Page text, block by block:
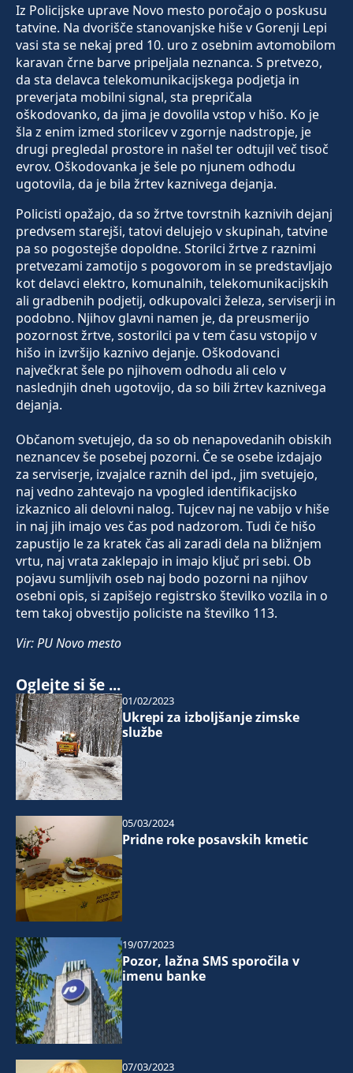
Iz Policijske uprave Novo mesto poročajo o poskusu
tatvine. Na dvorišče stanovanjske hiše v Gorenji Lepi
vasi sta se nekaj pred 10. uro z osebnim avtomobilom
karavan črne barve pripeljala neznanca. S pretvezo,
da sta delavca telekomunikacijskega podjetja in
preverjata mobilni signal, sta prepričala
oškodovanko, da jima je dovolila vstop v hišo. Ko je
šla z enim izmed storilcev v zgornje nadstropje, je
drugi pregledal prostore in našel ter odtujil več tisoč
evrov. Oškodovanka je šele po njunem odhodu
ugotovila, da je bila žrtev kaznivega dejanja.
Policisti opažajo, da so žrtve tovrstnih kaznivih dejanj
predvsem starejši, tatovi delujejo v skupinah, tatvine
pa so pogostejše dopoldne. Storilci žrtve z raznimi
pretvezami zamotijo s pogovorom in se predstavljajo
kot delavci elektro, komunalnih, telekomunikacijskih
ali gradbenih podjetij, odkupovalci železa, serviserji in
podobno. Njihov glavni namen je, da preusmerijo
pozornost žrtve, sostorilci pa v tem času vstopijo v
hišo in izvršijo kaznivo dejanje. Oškodovanci
največkrat šele po njihovem odhodu ali celo v
naslednjih dneh ugotovijo, da so bili žrtev kaznivega
dejanja.
Občanom svetujejo, da so ob nenapovedanih obiskih
neznancev še posebej pozorni. Če se osebe izdajajo
za serviserje, izvajalce raznih del ipd., jim svetujejo,
naj vedno zahtevajo na vpogled identifikacijsko
izkaznico ali delovni nalog. Tujcev naj ne vabijo v hiše
in naj jih imajo ves čas pod nadzorom. Tudi če hišo
zapustijo le za kratek čas ali zaradi dela na bližnjem
vrtu, naj vrata zaklepajo in imajo ključ pri sebi. Ob
pojavu sumljivih oseb naj bodo pozorni na njihov
osebni opis, si zapišejo registrsko številko vozila in o
tem takoj obvestijo policiste na številko 113.
Vir: PU Novo mesto
Oglejte si še ...
Ukrepi za izboljšanje zimske
službe
01/02/2023
Pridne roke posavskih kmetic
05/03/2024
Pozor, lažna SMS sporočila v
imenu banke
19/07/2023
07/03/2023